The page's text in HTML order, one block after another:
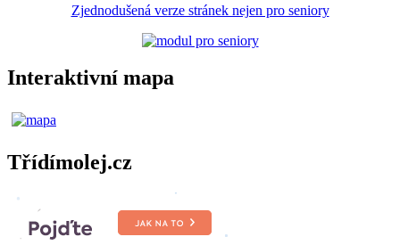
Zjednodušená verze stránek nejen pro seniory
Interaktivní mapa
Třídímolej.cz